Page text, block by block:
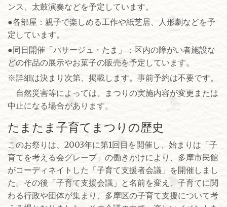
ンス、太鼓演奏などを予定しています。
●各部屋：親子で楽しめる工作や紙芝居、人形劇などを予
定しています。
●同日開催「パサージュ・たま」：区内の障がい者施設な
どの作品の展示やお菓子の販売を予定しています。
※詳細は決まり次第、掲載します。事前予約は不要です。
自然災害等によっては、まつりの実施内容が変更または
中止になる場合があります。
たまたま子育てまつりの歴史
このお祭りは、2003年に第1回目を開催し、始まりは「子
育てを考える会グレープ」の働きかけにより、多摩市民館
がコーディネイトした「子育て支援者会議」を開催しまし
た。その後「子育て支援会議」と名前を変え、子育てに関
わる行政や団体が集まり、多摩区の子育て支援について考